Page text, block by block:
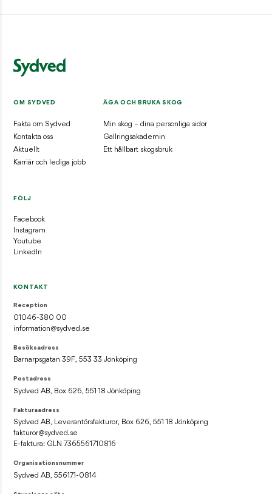
OM SYDVED
Fakta om Sydved
Kontakta oss
Aktuellt
Karriär och lediga jobb
ÄGA OCH BRUKA SKOG
Min skog – dina personliga sidor
Gallringsakademin
Ett hållbart skogsbruk
FÖLJ
Facebook
Instagram
Youtube
LinkedIn
KONTAKT
Reception
01046-380 00
information@sydved.se
Besöksadress
Barnarpsgatan 39F, 553 33 Jönköping
Postadress
Sydved AB, Box 626, 551 18 Jönköping
Fakturaadress
Sydved AB, Leverantörsfakturor, Box 626, 551 18 Jönköping
fakturor@sydved.se
E-faktura: GLN 7365561710816
Organisationsnummer
Sydved AB, 556171-0814